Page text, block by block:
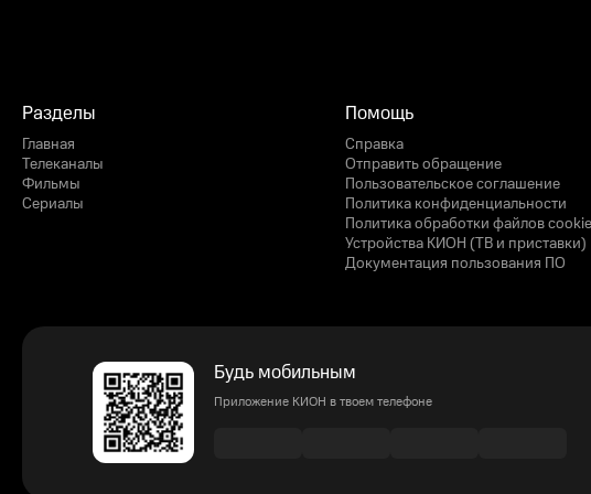
Разделы
Главная
Телеканалы
Фильмы
Сериалы
Помощь
Справка
Отправить обращение
Пользовательское соглашение
Политика конфиденциальности
Политика обработки файлов cookie
Устройства КИОН (ТВ и приставки)
Документация пользования ПО
Будь мобильным
Приложение КИОН в твоем телефоне